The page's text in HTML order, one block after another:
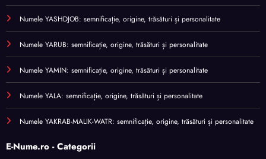
Numele YASHDJOB: semnificație, origine, trăsături și personalitate
Numele YARUB: semnificație, origine, trăsături și personalitate
Numele YAMIN: semnificație, origine, trăsături și personalitate
Numele YALA: semnificație, origine, trăsături și personalitate
Numele YAKRAB-MALIK-WATR: semnificație, origine, trăsături și personalitate
E-Nume.ro - Categorii